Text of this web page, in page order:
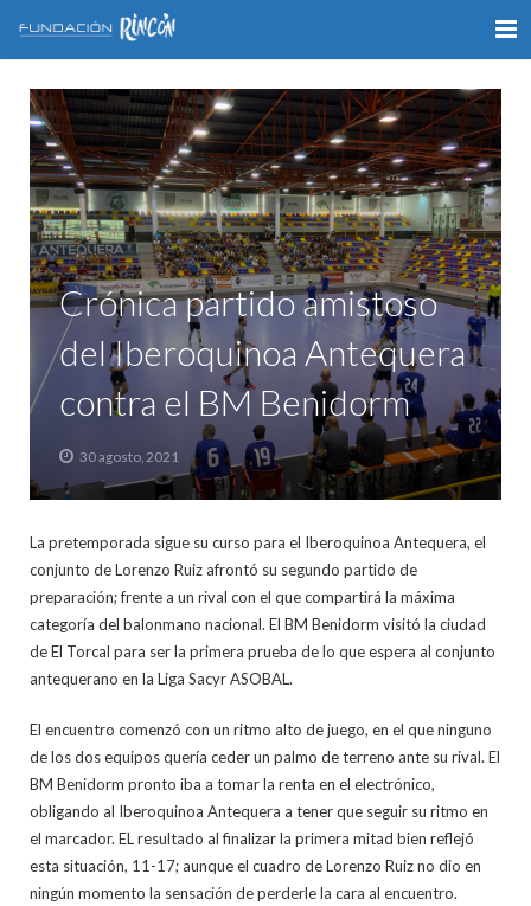
INICIO
LA FUNDACIÓN
APOYO AL DEPORTE
GALERÍA
VÍDEOS
COLABORA
CONTACTO
Crónica partido amistoso
del Iberoquinoa Antequera
contra el BM Benidorm
30 agosto, 2021
La pretemporada sigue su curso para el Iberoquinoa Antequera, el
conjunto de Lorenzo Ruiz afrontó su segundo partido de
preparación; frente a un rival con el que compartirá la máxima
categoría del balonmano nacional. El BM Benidorm visitó la ciudad
de El Torcal para ser la primera prueba de lo que espera al conjunto
antequerano en la Liga Sacyr ASOBAL.
El encuentro comenzó con un ritmo alto de juego, en el que ninguno
de los dos equipos quería ceder un palmo de terreno ante su rival. El
BM Benidorm pronto iba a tomar la renta en el electrónico,
obligando al Iberoquinoa Antequera a tener que seguir su ritmo en
el marcador. EL resultado al finalizar la primera mitad bien reflejó
esta situación, 11-17; aunque el cuadro de Lorenzo Ruiz no dio en
ningún momento la sensación de perderle la cara al encuentro.